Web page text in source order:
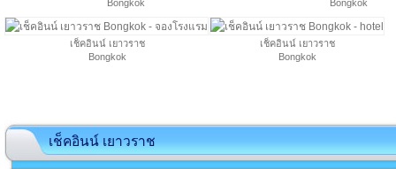
Bongkok
Bongkok
เช็คอินน์ เยาวราช
Bongkok
เช็คอินน์ เยาวราช
Bongkok
เช็คอินน์ เยาวราช